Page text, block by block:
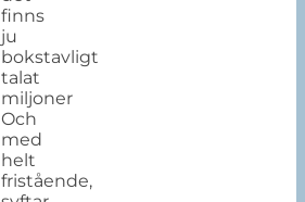
finns
ju
bokstavligt
talat
miljoner
Och
med
helt
fristående,